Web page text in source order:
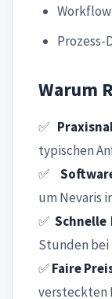
Warum
✅
typischen
✅
um Nevaris
✅ Schnelle
Stunden
✅Faire
versteckten